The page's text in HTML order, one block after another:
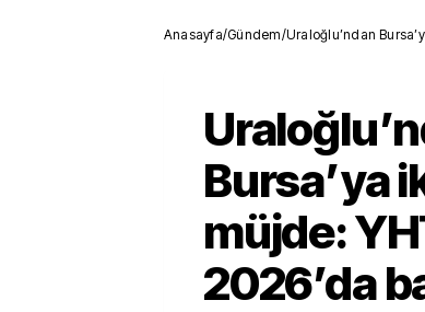
Anasayfa/Gündem/Uraloğlu’ndan
Bursa’ya
müjde:
2026’da